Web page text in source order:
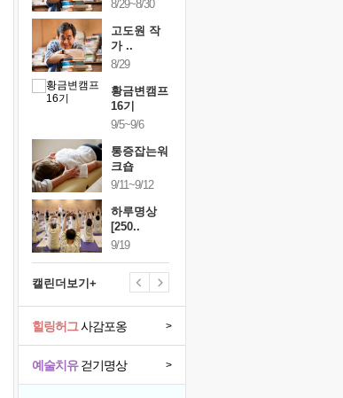
8/29~8/30
고도원 작
가 ..
8/29
황금변캠프
16기
9/5~9/6
통증잡는워
크숍
9/11~9/12
하루명상
[250..
9/19
캘린더보기+
예술치유걷기명상 >
힐링허그사감포옹 >